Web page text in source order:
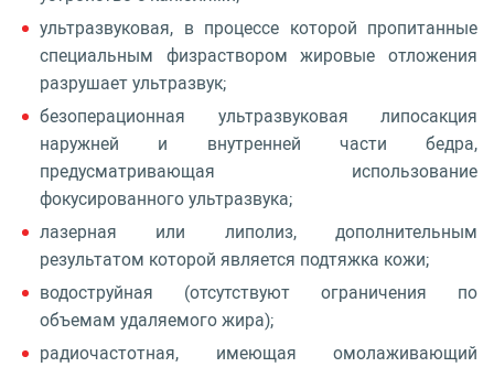
ультразвуковая, в процессе которой пропитанные
специальным физраствором жировые отложения
разрушает ультразвук;
безоперационная ультразвуковая липосакция
наружней и внутренней части бедра,
предусматривающая использование
фокусированного ультразвука;
лазерная или липолиз, дополнительным
результатом которой является подтяжка кожи;
водоструйная (отсутствуют ограничения по
объемам удаляемого жира);
радиочастотная, имеющая омолаживающий